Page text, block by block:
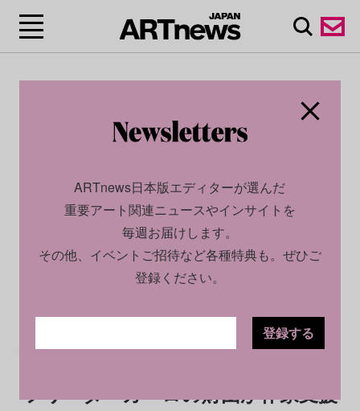
2026.07.08
フリーダ・カーロの財団が作家支援
ARTnews日本版エディターが選んだ
重要アート関連ニュースやインサイトを
毎週お届けします。
その他、イベントご招待など各種特典も。ぜひご
登録ください。
登録する